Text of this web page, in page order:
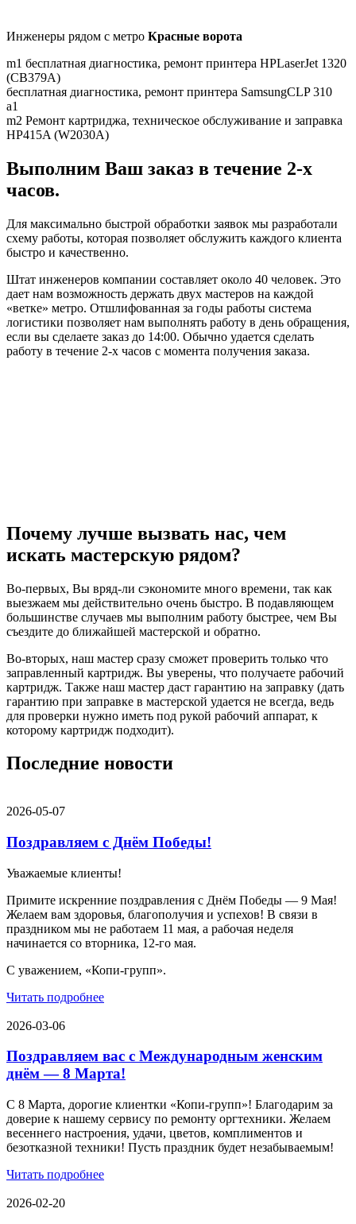
Инженеры рядом c метро Красные ворота
m1 бесплатная диагностика, ремонт принтера HPLaserJet 1320
(CB379A)
бесплатная диагностика, ремонт принтера SamsungCLP 310
a1
m2 Ремонт картриджа, техническое обслуживание и заправка
HP415A (W2030A)
Выполним Ваш заказ в течение 2-х
часов.
Для максимально быстрой обработки заявок мы разработали
схему работы, которая позволяет обслужить каждого клиента
быстро и качественно.
Штат инженеров компании составляет около 40 человек. Это
дает нам возможность держать двух мастеров на каждой
«ветке» метро. Отшлифованная за годы работы система
логистики позволяет нам выполнять работу в день обращения,
если вы сделаете заказ до 14:00. Обычно удается сделать
работу в течение 2-х часов с момента получения заказа.
Почему лучше вызвать нас, чем
искать мастерскую рядом?
Во-первых, Вы вряд-ли сэкономите много времени, так как
выезжаем мы действительно очень быстро. В подавляющем
большинстве случаев мы выполним работу быстрее, чем Вы
съездите до ближайшей мастерской и обратно.
Во-вторых, наш мастер сразу сможет проверить только что
заправленный картридж. Вы уверены, что получаете рабочий
картридж. Также наш мастер даст гарантию на заправку (дать
гарантию при заправке в мастерской удается не всегда, ведь
для проверки нужно иметь под рукой рабочий аппарат, к
которому картридж подходит).
Последние новости
2026-05-07
Поздравляем с Днём Победы!
Уважаемые клиенты!
Примите искренние поздравления с Днём Победы — 9 Мая!
Желаем вам здоровья, благополучия и успехов! В связи в
праздником мы не работаем 11 мая, а рабочая неделя
начинается со вторника, 12-го мая.
С уважением, «Копи-групп».
Читать подробнее
2026-03-06
Поздравляем вас с Международным женским
днём — 8 Марта!
С 8 Марта, дорогие клиентки «Копи‑групп»! Благодарим за
доверие к нашему сервису по ремонту оргтехники. Желаем
весеннего настроения, удачи, цветов, комплиментов и
безотказной техники! Пусть праздник будет незабываемым!
Читать подробнее
2026-02-20